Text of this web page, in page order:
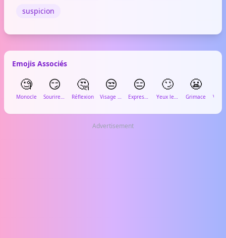
suspicion
Emojis Associés
🧐
Monocle
😏
Sourire en coin
🤔
Réflexion
😒
Visage blasé
😑
Expression neutre
🙄
Yeux levés
😬
Grimace
Advertisement